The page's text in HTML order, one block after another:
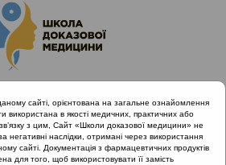
сайті, орієнтована на загальне ознайомлення
в якості медичних, практичних або
з цим, Сайт «Школи доказової медицини» не
негативні наслідки, отримані через використання
сайті. Документація з фармацевтичних продуктів
для того, щоб використовувати її замість